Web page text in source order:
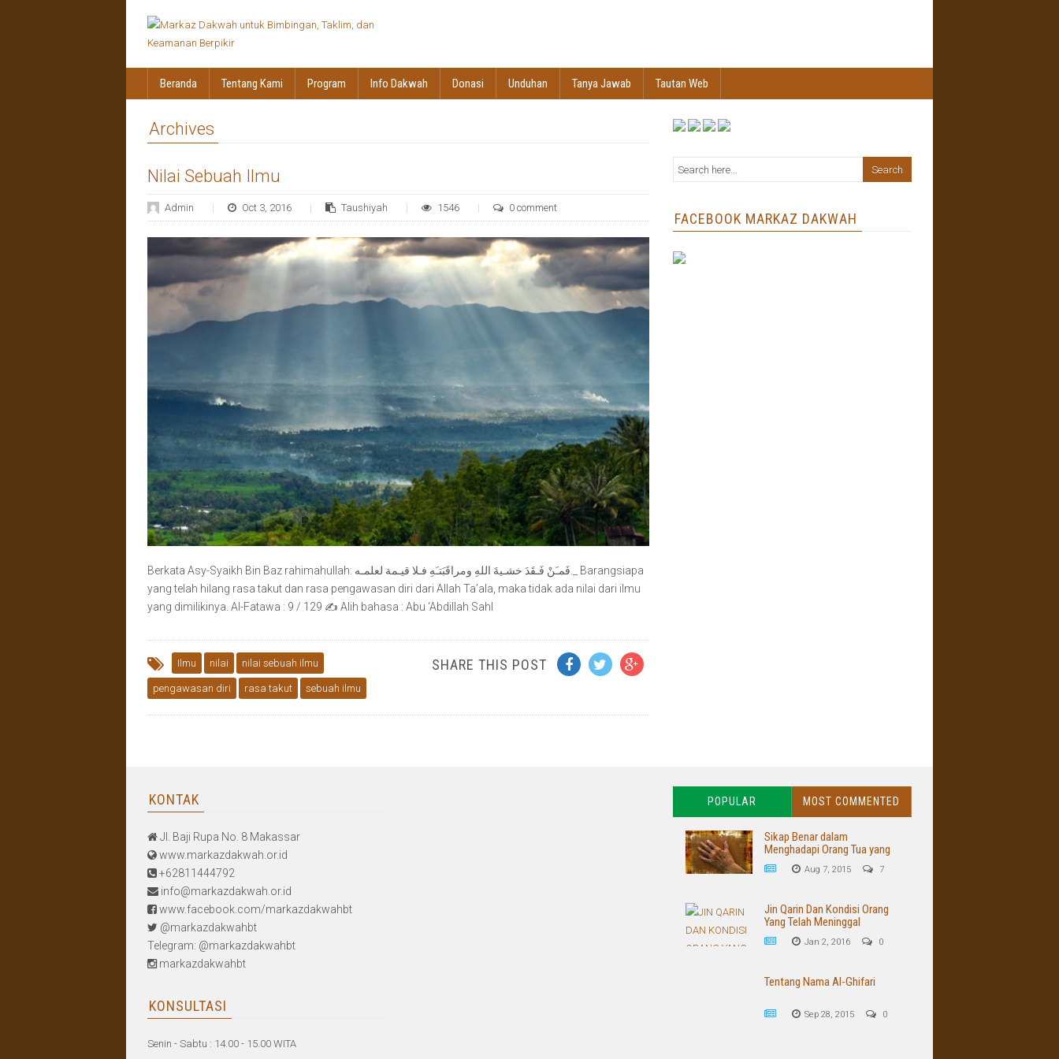
Beranda Tentang Kami Program Info Dakwah Donasi Unduhan Tanya Jawab Tautan Web
Archives
Nilai Sebuah Ilmu
Admin Oct 3, 2016 Taushiyah 1546 0 comment
Berkata Asy-Syaikh Bin Baz rahimahullah: فَمـَنْ فَـقَدَ خشـيةَ اللهِ ومراقَبَتـَهِ فـلا قيـمة لعلمـه._ Barangsiapa
yang telah hilang rasa takut dan rasa pengawasan diri dari Allah Ta’ala, maka tidak ada nilai dari ilmu
yang dimilikinya. Al-Fatawa : 9 / 129 ✍ Alih bahasa : Abu ‘Abdillah Sahl
Ilmu nilai nilai sebuah ilmu
pengawasan diri rasa takut sebuah ilmu
SHARE THIS POST
FACEBOOK MARKAZ DAKWAH
KONTAK
Jl. Baji Rupa No. 8 Makassar
www.markazdakwah.or.id
+62811444792
info@markazdakwah.or.id
www.facebook.com/markazdakwahbt
@markazdakwahbt
Telegram: @markazdakwahbt
markazdakwahbt
KONSULTASI
Senin - Sabtu : 14.00 - 15.00 WITA
POPULAR MOST COMMENTED
Sikap Benar dalam
Menghadapi Orang Tua yang
Buruk dan Kasar
Aug 7, 2015 7
Jin Qarin Dan Kondisi Orang
Yang Telah Meninggal
Jan 2, 2016 0
Tentang Nama Al-Ghifari
Sep 28, 2015 0